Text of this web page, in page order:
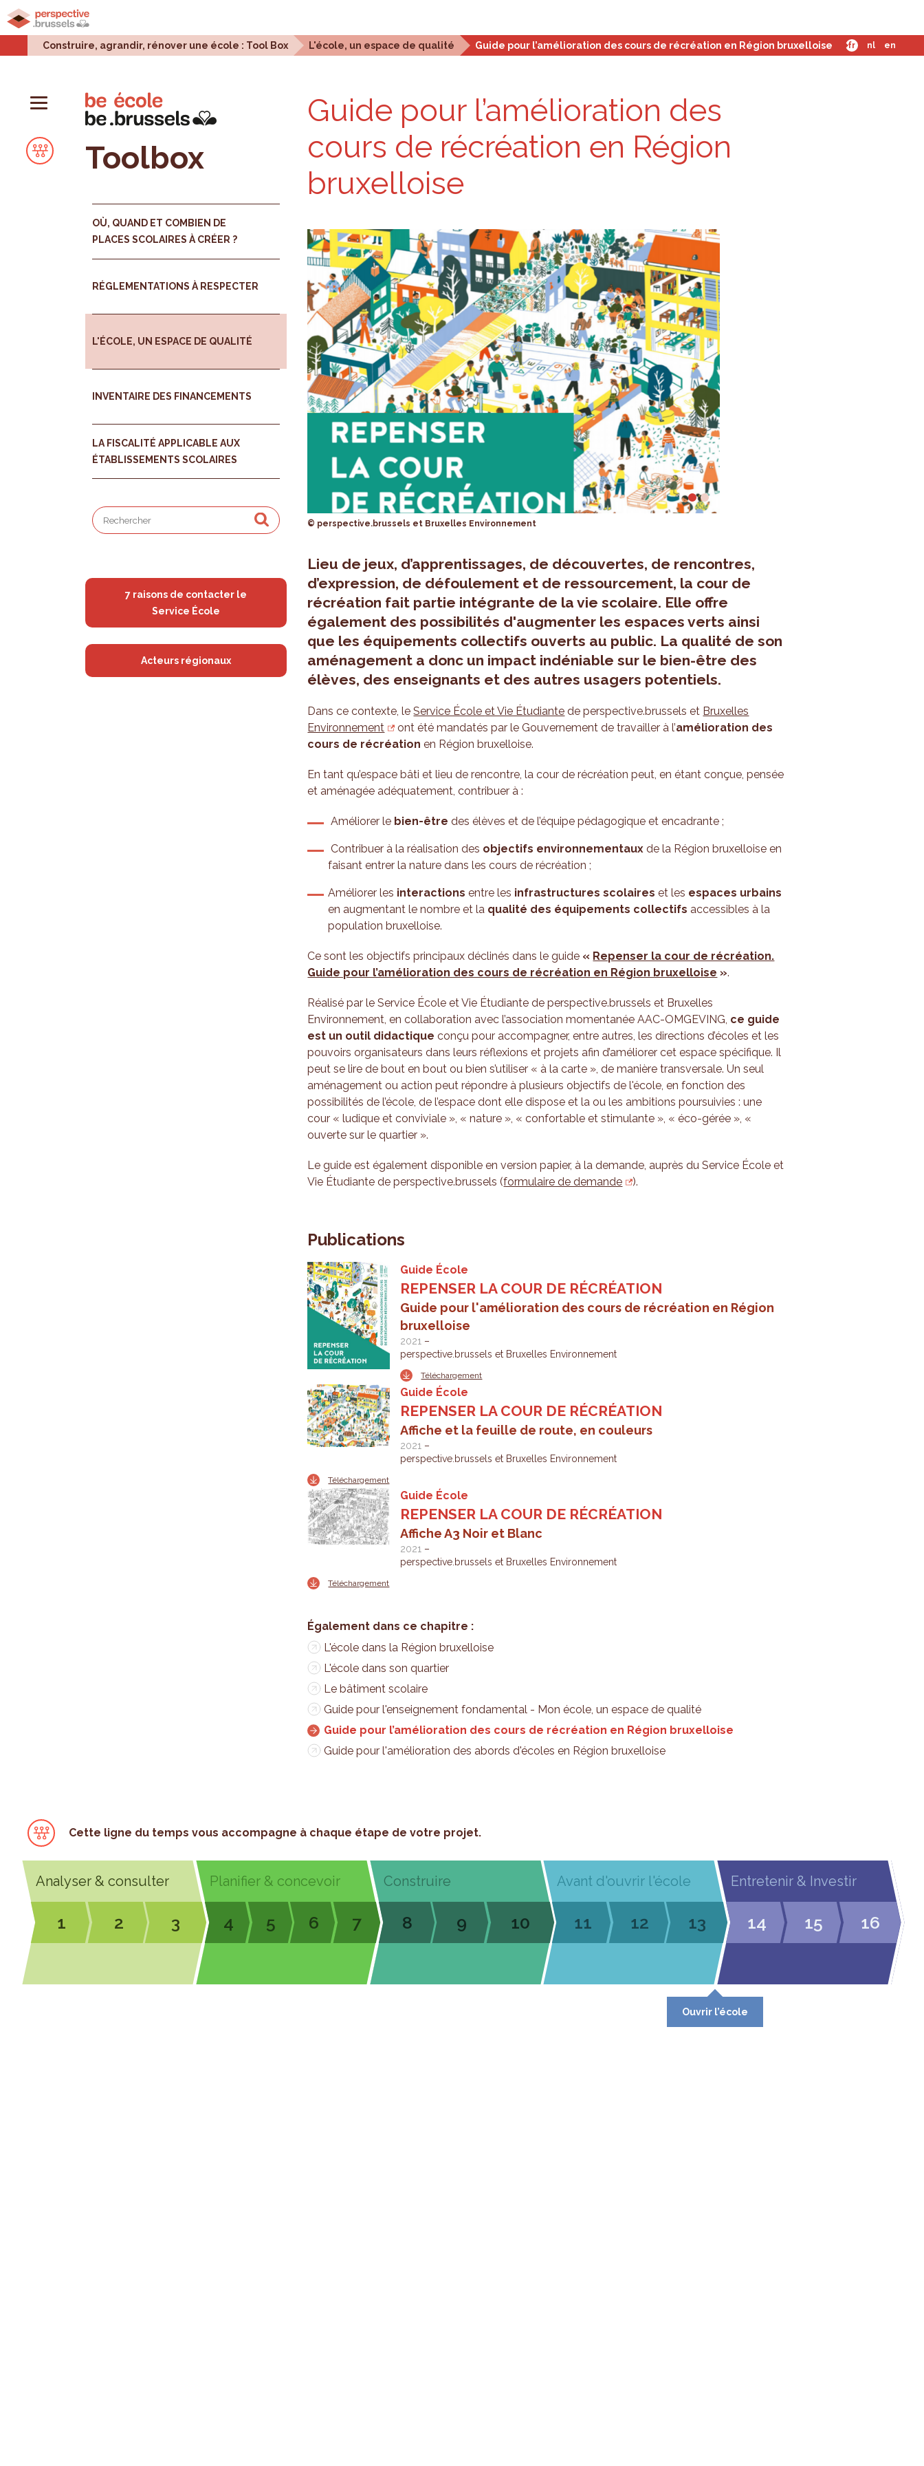
Accueil Projets urbains
Construire, agrandir, rénover une école : Tool Box L'école, un espace de qualité Guide pour l’amélioration des cours de récréation en Région bruxelloise fr nl en
Toolbox
OÙ, QUAND ET COMBIEN DE
PLACES SCOLAIRES À CRÉER ?
RÉGLEMENTATIONS À RESPECTER
L'ÉCOLE, UN ESPACE DE QUALITÉ
INVENTAIRE DES FINANCEMENTS
LA FISCALITÉ APPLICABLE AUX
ÉTABLISSEMENTS SCOLAIRES
7 raisons de contacter le
Service École
Acteurs régionaux
Guide pour l’amé­lio­ra­tion des
cours de récréa­tion en Région
bruxel­loise
© perspective.brussels et Bruxelles Environnement
Lieu de jeux, d’apprentissages, de découvertes, de rencontres,
d’expression, de défoulement et de ressourcement, la cour de
récréation fait partie intégrante de la vie scolaire. Elle offre
également des possibilités d'augmenter les espaces verts ainsi
que les équipements collectifs ouverts au public. La qualité de son
aménagement a donc un impact indéniable sur le bien-être des
élèves, des enseignants et des autres usagers potentiels.
Dans ce contexte, leService Écoleet Vie Étudiante de perspective.brussels et Bruxelles
Environnement
ont été mandatés par le Gouvernement de travailler à l’amélioration des
cours de récréation en Région bruxelloise.
En tant qu’espace bâti et lieu de rencontre, la cour de récréation peut, en étant conçue, pensée
et aménagée adéquatement, contribuer à :
Améliorer le bien-être des élèves et de l’équipe pédagogique et encadrante ;
Contribuer à la réalisation des objectifs environnementaux de la Région bruxelloise en
faisant entrer la nature dans les cours de récréation ;
Améliorer les interactions entre les infrastructures scolaires et les espaces urbains
en augmentant le nombre et la qualité des équipements collectifs accessibles à la
population bruxelloise.
Ce sont les objectifs principaux déclinés dans le guide « Repenser la cour de récréation.
Guide pour l’amélioration des cours de récréation en Région bruxelloise ».
Réalisé par le Service École et Vie Étudiante de perspective.brussels et Bruxelles
Environnement, en collaboration avec l’association momentanée AAC-OMGEVING, ce guide
est un outil didactiqueconçu pour accompagner, entre autres, les directions d’écoles et les
pouvoirs organisateurs dans leurs réflexions et projets afin d’améliorer cet espace spécifique. Il
peut se lire de bout en bout ou bien s’utiliser « à la carte », de manière transversale. Un seul
aménagement ou action peut répondre à plusieurs objectifs de l'école, en fonction des
possibilités de l’école, de l’espace dont elle dispose et la ou les ambitions poursuivies : une
cour « ludique et conviviale », « nature », « confortable et stimulante », « éco-gérée », «
ouverte sur le quartier ».
Le guide est également disponible en version papier, à la demande, auprès du Service École et
Vie Étudiante de perspective.brussels (formulaire de demande ).
Publications
Guide École
REPENSER LA COUR DE RÉCRÉATION
Guide pour l'amélioration des cours de récréation en Région
bruxelloise
2021
perspective.brussels et Bruxelles Environnement
Téléchargement
Guide École
REPENSER LA COUR DE RÉCRÉATION
Affiche et la feuille de route, en couleurs
2021
perspective.brussels et Bruxelles Environnement
Téléchargement
Guide École
REPENSER LA COUR DE RÉCRÉATION
Affiche A3 Noir et Blanc
2021
perspective.brussels et Bruxelles Environnement
Téléchargement
L'école dans la Région bruxelloise
L'école dans son quartier
Le bâtiment scolaire
Guide pour l'enseignement fondamental - Mon école, un espace de qualité
Guide pour l’amélioration des cours de récréation en Région bruxelloise
Guide pour l'amélioration des abords d'écoles en Région bruxelloise
Cette ligne du temps vous accompagne à chaque étape de votre projet.
Analyser & consulter
1 2 3
Planifier & concevoir
4 5 6 7
Construire
8 9 10
Avant d'ouvrir l'école
11 12 13
Ouvrir l’école
Entretenir & Investir
14 15 16